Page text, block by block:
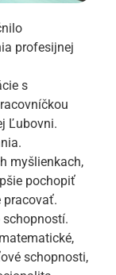
profesijnej
s
Ľubovni.
myšlienkach,
pochopiť
pracovať.
schopností.
schopnosti,